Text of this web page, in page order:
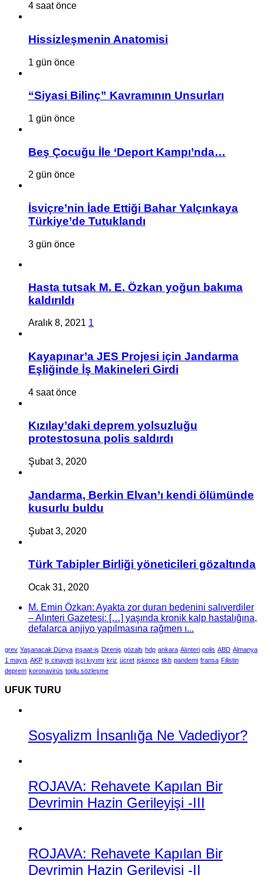
4 saat önce
Hissizleşmenin Anatomisi
1 gün önce
“Siyasi Bilinç” Kavramının Unsurları
1 gün önce
Beş Çocuğu İle ‘Deport Kampı’nda…
2 gün önce
İsviçre’nin İade Ettiği Bahar Yalçınkaya
Türkiye’de Tutuklandı
3 gün önce
Hasta tutsak M. E. Özkan yoğun bakıma
kaldırıldı
Aralık 8, 2021 1
Kayapınar’a JES Projesi için Jandarma
Eşliğinde İş Makineleri Girdi
4 saat önce
Kızılay’daki deprem yolsuzluğu
protestosuna polis saldırdı
Şubat 3, 2020
Jandarma, Berkin Elvan’ı kendi ölümünde
kusurlu buldu
Şubat 3, 2020
Türk Tabipler Birliği yöneticileri gözaltında
Ocak 31, 2020
M. Emin Özkan: Ayakta zor duran bedenini salıverdiler
– Alınteri Gazetesi: […] yaşında kronik kalp hastalığına,
defalarca anjiyo yapılmasına rağmen ı...
grev Yaşanacak Dünya inşaat-iş Direniş gözaltı hdp ankara Alınteri polis ABD Almanya
1 mayıs AKP iş cinayeti işçi kıyımı kriz ücret işkence tikb pandemi fransa Filistin
deprem koronavirüs toplu sözleşme
UFUK TURU
Sosyalizm İnsanlığa Ne Vadediyor?
ROJAVA: Rehavete Kapılan Bir
Devrimin Hazin Gerileyişi -III
ROJAVA: Rehavete Kapılan Bir
Devrimin Hazin Gerileyişi -II